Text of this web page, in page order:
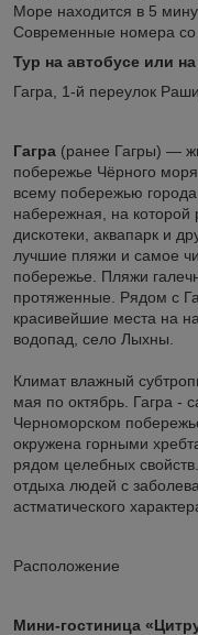
Море находится в 5
Современные номера со
Тур на автобусе или
Гагра, 1-й переулок
Гагра (ранее Гагры) —
побережье Чёрного
всему побережью
набережная, на
дискотеки, аквапарк и
лучшие пляжи и самое
побережье. Пляжи
протяженные. Рядом с
красивейшие места на
водопад, село Лыхны.
Климат влажный
мая по октябрь. Гагра -
Черноморском
окружена горными
рядом целебных
отдыха людей с
астматического
Расположение
Мини-гостиница